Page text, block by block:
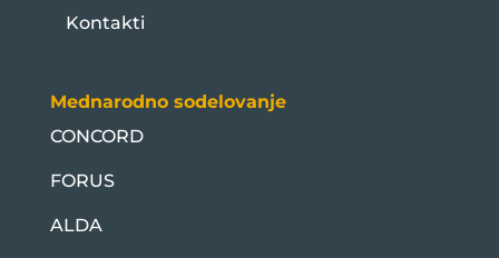
Kontakti
Mednarodno sodelovanje
CONCORD
FORUS
ALDA